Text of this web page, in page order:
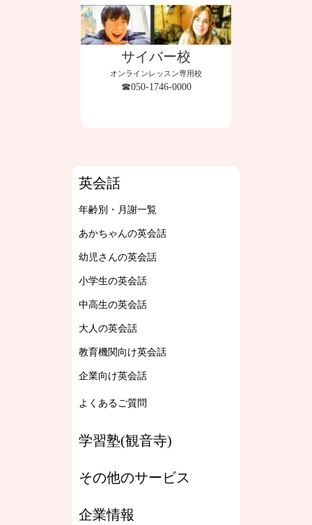
サイバー校
オンラインレッスン専用校
☎050-1746-0000
英会話
年齢別・月謝一覧
あかちゃんの英会話
幼児さんの英会話
小学生の英会話
中高生の英会話
大人の英会話
教育機関向け英会話
企業向け英会話
よくあるご質問
学習塾(観音寺)
その他のサービス
企業情報